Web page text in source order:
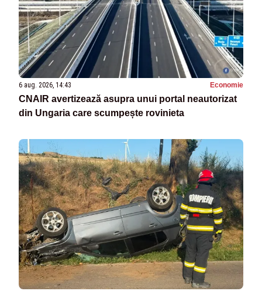
6 aug. 2026, 14:43 Economie
CNAIR avertizează asupra unui portal neautorizat
din Ungaria care scumpește rovinieta